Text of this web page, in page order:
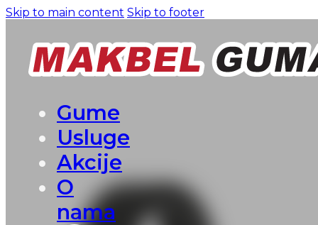
Skip to main content Skip to footer
Gume
Usluge
Akcije
O
nama